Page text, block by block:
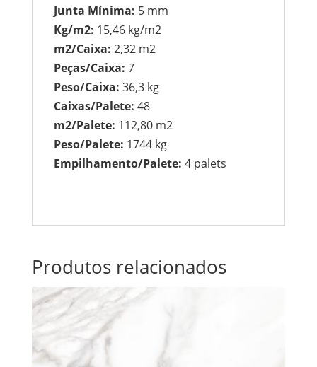
Junta Mínima: 5 mm
Kg/m2: 15,46 kg/m2
m2/Caixa: 2,32 m2
Peças/Caixa: 7
Peso/Caixa: 36,3 kg
Caixas/Palete: 48
m2/Palete: 112,80 m2
Peso/Palete: 1744 kg
Empilhamento/Palete: 4 palets
Produtos relacionados